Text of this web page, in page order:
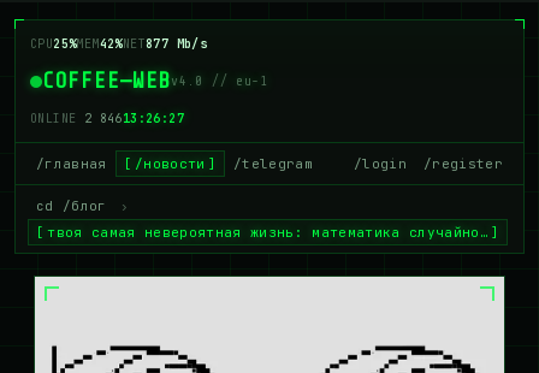
CPU25%MEM42%NET877 Mb/s
COFFEE—WEBv4.0 // eu-1
ONLINE 2 84613:26:27
/главная /новости /telegram /login /register
cd /блог
›
твоя самая невероятная жизнь: математика случайно…